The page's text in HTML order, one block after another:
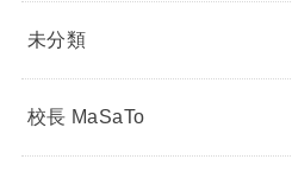
未分類
校長 MaSaTo